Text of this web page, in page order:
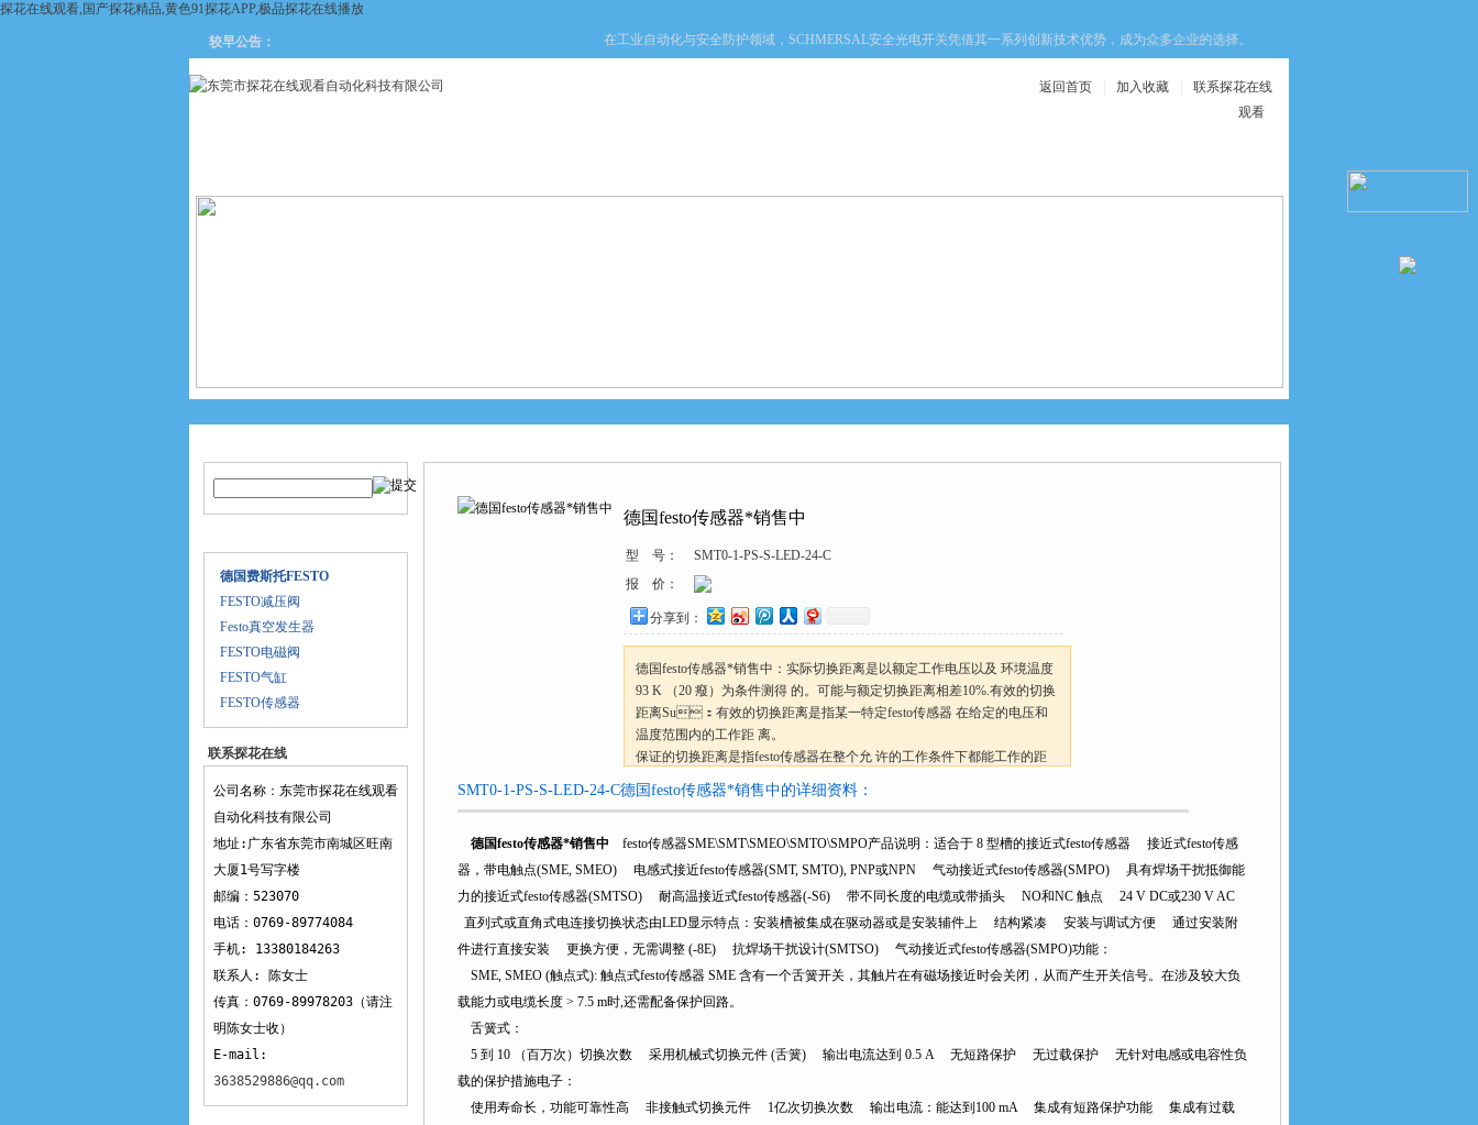
探花在线观看,国产探花精品,黄色91探花APP,极品探花在线播放
较早公告： 在工业自动化与安全防护领域，SCHMERSAL安全光电开关凭借其一系列创新技术优势，成为众多企业的选择。这些优势不仅提升了设备的安全性，
返回首页 加入收藏
联系探花在线
观看
德国费斯托FESTO
FESTO减压阀
Festo真空发生器
FESTO电磁阀
FESTO气缸
FESTO传感器
联系探花在线
观看
公司名称：东莞市探花在线观看
自动化科技有限公司
地址:广东省东莞市南城区旺南
大厦1号写字楼
邮编：523070
电话：0769-89774084
手机: 13380184263
联系人: 陈女士
传真：0769-89978203（请注
明陈女士收）
E-mail:
3638529886@qq.com
德国festo传感器*销售中
型 号：
SMT0-1-PS-S-LED-24-C
报 价：
分享到：
德国festo传感器*销售中：实际切换距离是以额定工作电压以及 环境温度
93 K （20 癈）为条件测得 的。可能与额定切换距离相差10%.有效的切换
距离Su：有效的切换距离是指某一特定festo传感器 在给定的电压和
温度范围内的工作距 离。
保证的切换距离是指festo传感器在整个允 许的工作条件下都能工作的距
离。 它 位于0和Z低可用切换距离值之间。
SMT0-1-PS-S-LED-24-C德国festo传感器*销售中的详细资料：
德国festo传感器*销售中
festo传感器SME\SMT\SMEO\SMTO\SMPO产品说明：适合于 8 型槽的接近式festo传感器 接近式festo传感
器，带电触点(SME, SMEO) 电感式接近festo传感器(SMT, SMTO), PNP或NPN 气动接近式festo传感器(SMPO) 具有焊场干扰抵御能
力的接近式festo传感器(SMTSO) 耐高温接近式festo传感器(-S6) 带不同长度的电缆或带插头 NO和NC 触点 24 V DC或230 V AC
直列式或直角式电连接切换状态由LED显示特点：安装槽被集成在驱动器或是安装辅件上 结构紧凑 安装与调试方便 通过安装附
件进行直接安装 更换方便，无需调整 (-8E) 抗焊场干扰设计(SMTSO) 气动接近式festo传感器(SMPO)功能：
SME, SMEO (触点式): 触点式festo传感器 SME 含有一个舌簧开关，其触片在有磁场接近时会关闭，从而产生开关信号。在涉及较大负
载能力或电缆长度 > 7.5 m时,还需配备保护回路。
舌簧式：
5 到 10 （百万次）切换次数 采用机械式切换元件 (舌簧) 输出电流达到 0.5 A 无短路保护 无过载保护 无针对电感或电容性负
载的保护措施电子：
使用寿命长，功能可靠性高 非接触式切换元件 1亿次切换次数 输出电流：能达到100 mA 集成有短路保护功能 集成有过载